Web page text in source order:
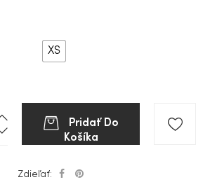
XS
Pridať Do
Košíka
Zdieľať: